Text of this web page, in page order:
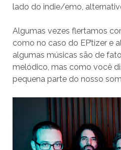
lado do indie/emo,
Algumas vezes flertamos
como no caso do EP’tizer e
algumas músicas são de
melódico, mas como você
pequena parte do nosso